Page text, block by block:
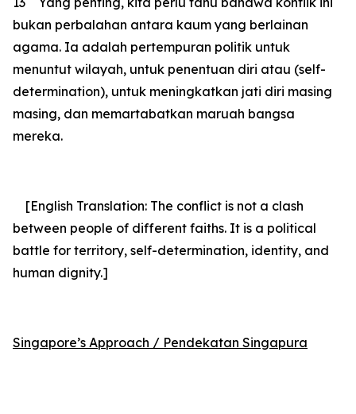
bukan perbalahan antara kaum yang berlainan
agama. Ia adalah pertempuran politik untuk
menuntut wilayah, untuk penentuan diri atau (self-
determination), untuk meningkatkan jati diri masing
masing, dan memartabatkan maruah bangsa
mereka.
[English Translation: The conflict is not a clash
between people of different faiths. It is a political
battle for territory, self-determination, identity, and
human dignity.]
Singapore’s Approach / Pendekatan Singapura